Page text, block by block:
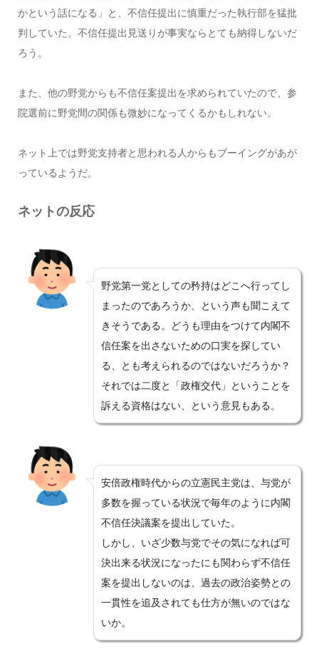
かという話になる」と、不信任提出に慎重だった執行部を猛批
判していた。不信任提出見送りが事実ならとても納得しないだ
ろう。
また、他の野党からも不信任案提出を求められていたので、参
院選前に野党間の関係も微妙になってくるかもしれない。
ネット上では野党支持者と思われる人からもブーイングがあが
っているようだ。
ネットの反応
野党第一党としての矜持はどこへ行ってし
まったのであろうか、という声も聞こえて
きそうである。どうも理由をつけて内閣不
信任案を出さないための口実を探してい
る、とも考えられるのではないだろうか？
それでは二度と「政権交代」ということを
訴える資格はない、という意見もある。
安倍政権時代からの立憲民主党は、与党が
多数を握っている状況で毎年のように内閣
不信任決議案を提出していた。
しかし、いざ少数与党でその気になれば可
決出来る状況になったにも関わらず不信任
案を提出しないのは、過去の政治姿勢との
一貫性を追及されても仕方が無いのではな
いか。